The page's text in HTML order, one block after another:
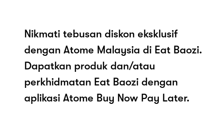
Nikmati tebusan diskon eksklusif
dengan Atome Malaysia di Eat Baozi.
Dapatkan produk dan/atau
perkhidmatan Eat Baozi dengan
aplikasi Atome Buy Now Pay Later.